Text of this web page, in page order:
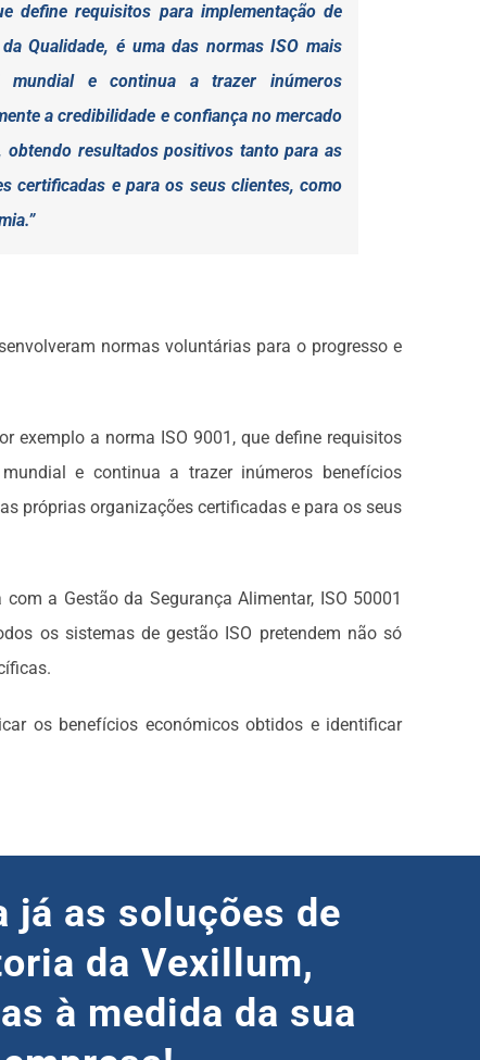
define requisitos para implementação de
Qualidade, é uma das normas ISO mais
mundial e continua a trazer inúmeros
a credibilidade e confiança no mercado
obtendo resultados positivos tanto para as
certificadas e para os seus clientes, como
normas voluntárias para o progresso e
exemplo a norma ISO 9001, que define requisitos
e continua a trazer inúmeros benefícios
próprias organizações certificadas e para os seus
a Gestão da Segurança Alimentar, ISO 50001
os sistemas de gestão ISO pretendem não só
os benefícios económicos obtidos e identificar
já as soluções de
da Vexillum,
à medida da sua